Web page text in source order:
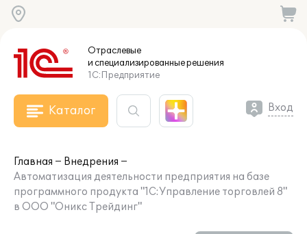
Отраслевые
и специализированныерешения
1С:Предприятие
Каталог Вход
Главная
Внедрения
Автоматизация деятельности предприятия на базе
программного продукта "1С:Управление торговлей 8"
в ООО "Оникс Трейдинг"